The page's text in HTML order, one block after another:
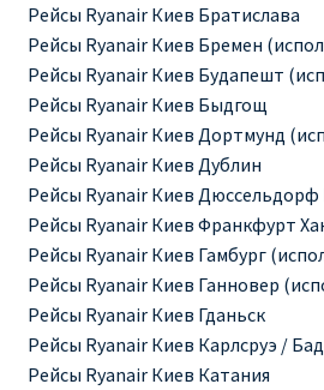
ДЕШЕВЫЕ АВИАБИЛЕТЫ В
ДЕШЕВЫЕ АВИАБИЛЕТЫ В
ДЕШЕВЫЕ АВИАБИЛЕТЫ В
ДЕШЕВЫЕ АВИАБИЛЕТЫ В
ДЕШЕВЫЕ АВИАБИЛЕТЫ В ВЕНУ
ДЕШЕВЫЕ АВИАБИЛЕТЫ В
Рейсы Ryanair Киев Братислава
Рейсы Ryanair Киев Бремен
Рейсы Ryanair Киев Будапешт
Рейсы Ryanair Киев Быдгощ
Рейсы Ryanair Киев Дортмунд
Рейсы Ryanair Киев Дублин
Рейсы Ryanair Киев Дюссельдорф
Рейсы Ryanair Киев Франкфурт
Рейсы Ryanair Киев Гамбург
Рейсы Ryanair Киев Ганновер
Рейсы Ryanair Киев Гданьск
Рейсы Ryanair Киев Карлсруэ /
Рейсы Ryanair Киев Катания